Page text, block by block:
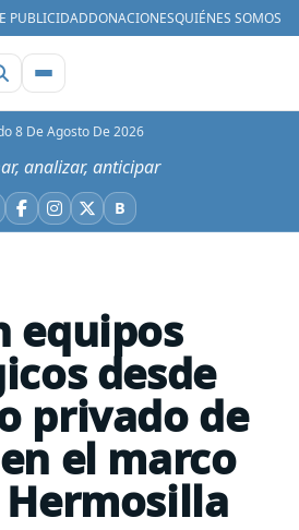
PUBLICIDADDONACIONESQUIÉNES SOMOS
8 De Agosto De 2026
analizar, anticipar
Facebook
Instagram
X BBluesky
equipos
desde
privado de
el marco
Hermosilla